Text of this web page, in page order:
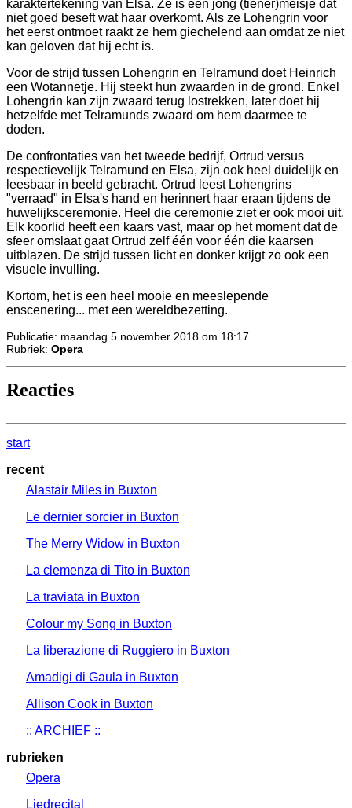
karaktertekening van Elsa. Ze is een jong (tiener)meisje dat
niet goed beseft wat haar overkomt. Als ze Lohengrin voor
het eerst ontmoet raakt ze hem giechelend aan omdat ze niet
kan geloven dat hij echt is.
Voor de strijd tussen Lohengrin en Telramund doet Heinrich
een Wotannetje. Hij steekt hun zwaarden in de grond. Enkel
Lohengrin kan zijn zwaard terug lostrekken, later doet hij
hetzelfde met Telramunds zwaard om hem daarmee te
doden.
De confrontaties van het tweede bedrijf, Ortrud versus
respectievelijk Telramund en Elsa, zijn ook heel duidelijk en
leesbaar in beeld gebracht. Ortrud leest Lohengrins
"verraad" in Elsa's hand en herinnert haar eraan tijdens de
huwelijksceremonie. Heel die ceremonie ziet er ook mooi uit.
Elk koorlid heeft een kaars vast, maar op het moment dat de
sfeer omslaat gaat Ortrud zelf één voor één die kaarsen
uitblazen. De strijd tussen licht en donker krijgt zo ook een
visuele invulling.
Kortom, het is een heel mooie en meeslepende
enscenering... met een wereldbezetting.
Publicatie: maandag 5 november 2018 om 18:17
Rubriek: Opera
Reacties
start
recent
Alastair Miles in Buxton
Le dernier sorcier in Buxton
The Merry Widow in Buxton
La clemenza di Tito in Buxton
La traviata in Buxton
Colour my Song in Buxton
La liberazione di Ruggiero in Buxton
Amadigi di Gaula in Buxton
Allison Cook in Buxton
:: ARCHIEF ::
rubrieken
Opera
Liedrecital